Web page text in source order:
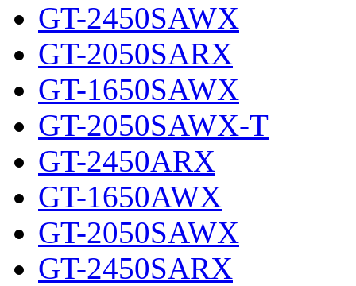
GT-2450SAWX
GT-2050SARX
GT-1650SAWX
GT-2050SAWX-T
GT-2450ARX
GT-1650AWX
GT-2050SAWX
GT-2450SARX